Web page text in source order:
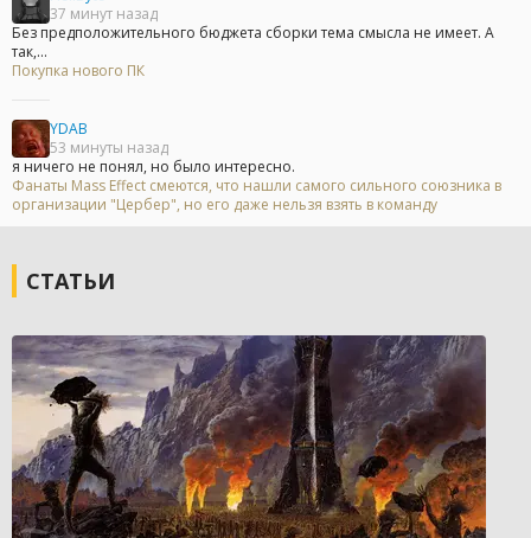
37 минут назад
Без предположительного бюджета сборки тема смысла не имеет. А
так,...
Покупка нового ПК
YDAB
53 минуты назад
я ничего не понял, но было интересно.
Фанаты Mass Effect смеются, что нашли самого сильного союзника в
организации "Цербер", но его даже нельзя взять в команду
СТАТЬИ